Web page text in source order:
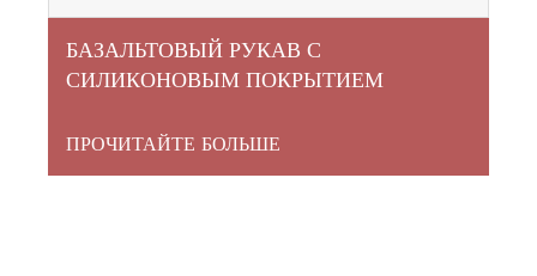
БАЗАЛЬТОВЫЙ РУКАВ С
СИЛИКОНОВЫМ ПОКРЫТИЕМ
ПРОЧИТАЙТЕ БОЛЬШЕ